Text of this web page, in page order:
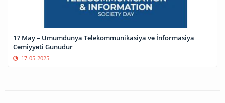
17 May – Ümumdünya Telekommunikasiya və İnformasiya
Cəmiyyəti Günüdür
17-05-2025